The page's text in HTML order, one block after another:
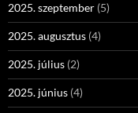
2025. szeptember (5)
2025. augusztus (4)
2025. július (2)
2025. június (4)